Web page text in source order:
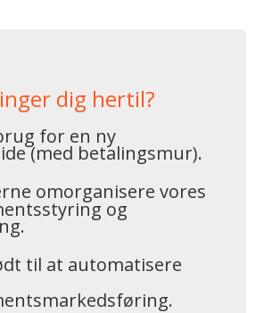
dig hertil?
for en ny
(med betalingsmur).
omorganisere vores
og
til at automatisere